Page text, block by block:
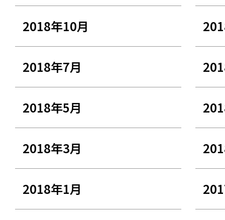
2018年10月
2018年7月
2018年5月
2018年3月
2018年1月